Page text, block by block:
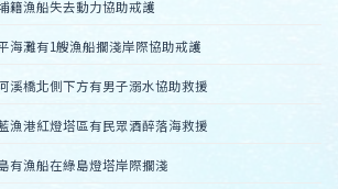
籍漁船失去動力協助戒護
海灘有1艘漁船擱淺岸際協助戒護
溪橋北側下方有男子溺水協助救援
漁港紅燈塔區有民眾酒醉落海救援
有漁船在綠島燈塔岸際擱淺